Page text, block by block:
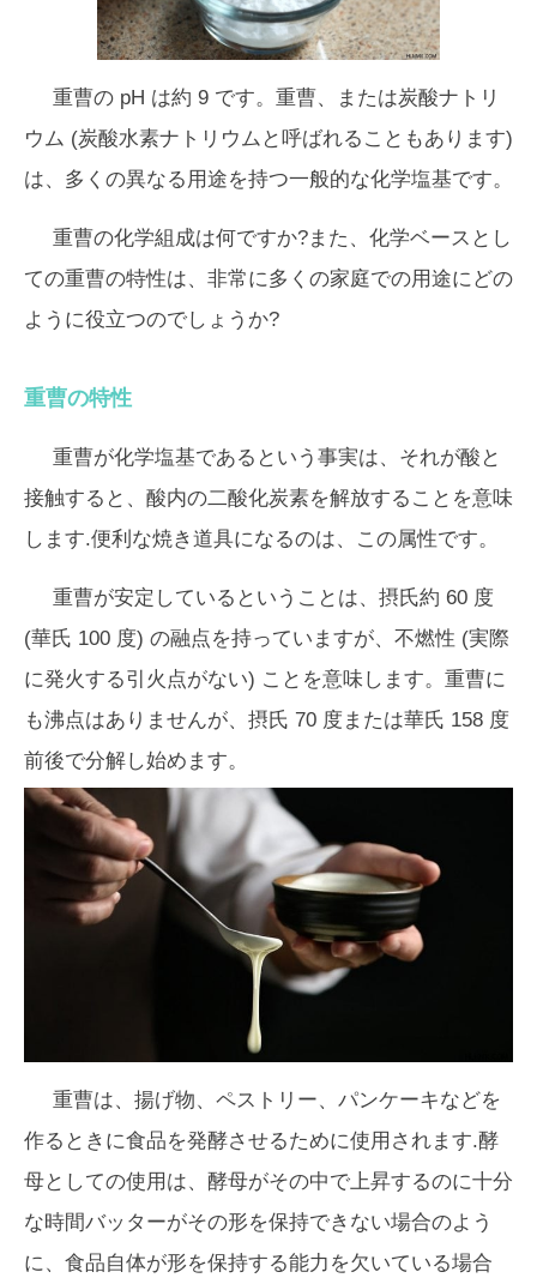
重曹の pH は約 9 です。重曹、または炭酸ナトリ
ウム (炭酸水素ナトリウムと呼ばれることもあります)
は、多くの異なる用途を持つ一般的な化学塩基です。
重曹の化学組成は何ですか?また、化学ベースとし
ての重曹の特性は、非常に多くの家庭での用途にどの
ように役立つのでしょうか?
重曹の特性
重曹が化学塩基であるという事実は、それが酸と
接触すると、酸内の二酸化炭素を解放することを意味
します.便利な焼き道具になるのは、この属性です。
重曹が安定しているということは、摂氏約 60 度
(華氏 100 度) の融点を持っていますが、不燃性 (実際
に発火する引火点がない) ことを意味します。重曹に
も沸点はありませんが、摂氏 70 度または華氏 158 度
前後で分解し始めます。
重曹は、揚げ物、ペストリー、パンケーキなどを
作るときに食品を発酵させるために使用されます.酵
母としての使用は、酵母がその中で上昇するのに十分
な時間バッターがその形を保持できない場合のよう
に、食品自体が形を保持する能力を欠いている場合